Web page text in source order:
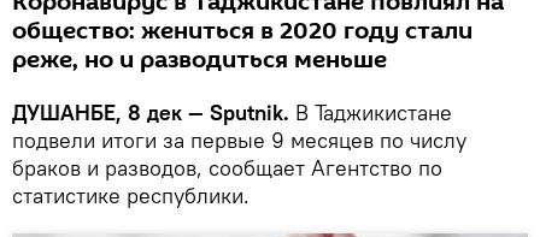
общество: жениться в 2020 году стали
реже, но и разводиться меньше
ДУШАНБЕ, 8 дек — Sputnik. В Таджикистане
подвели итоги за первые 9 месяцев по числу
браков и разводов, сообщает Агентство по
статистике республики.